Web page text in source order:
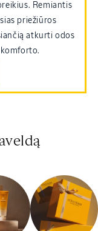
Remiantis
priežiūros
atkurti odos